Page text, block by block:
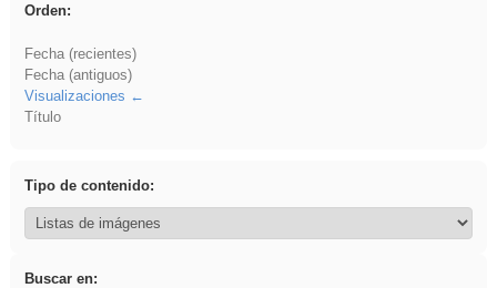
Orden:
Fecha (recientes)
Fecha (antiguos)
Visualizaciones
Título
Tipo de contenido:
Buscar en: